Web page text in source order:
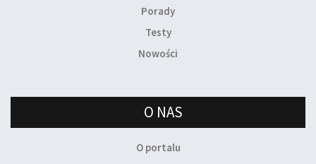
Porady
Testy
Nowości
O NAS
O portalu